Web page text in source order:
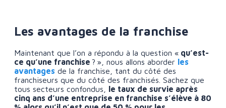
Les avantages de la franchise
Maintenant que l’on a répondu à la question « qu’est-
ce qu’une franchise ? », nous allons aborder les
avantages de la franchise, tant du côté des
franchiseurs que du côté des franchisés. Sachez que
tous secteurs confondus, le taux de survie après
cinq ans d’une entreprise en franchise s’élève à 80